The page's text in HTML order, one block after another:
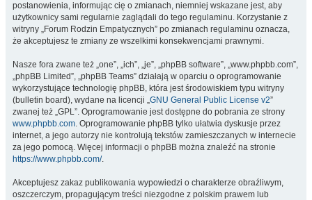
postanowienia, informując cię o zmianach, niemniej wskazane jest, aby
użytkownicy sami regularnie zaglądali do tego regulaminu. Korzystanie z
witryny „Forum Rodzin Empatycznych” po zmianach regulaminu oznacza,
że akceptujesz te zmiany ze wszelkimi konsekwencjami prawnymi.
Nasze fora zwane też „one”, „ich”, „je”, „phpBB software”, „www.phpbb.com”,
„phpBB Limited”, „phpBB Teams” działają w oparciu o oprogramowanie
wykorzystujące technologię phpBB, która jest środowiskiem typu witryny
(bulletin board), wydane na licencji „GNU General Public License v2”
zwanej też „GPL”. Oprogramowanie jest dostępne do pobrania ze strony
www.phpbb.com. Oprogramowanie phpBB tylko ułatwia dyskusje przez
internet, a jego autorzy nie kontrolują tekstów zamieszczanych w internecie
za jego pomocą. Więcej informacji o phpBB można znaleźć na stronie
https://www.phpbb.com/.
Akceptujesz zakaz publikowania wypowiedzi o charakterze obraźliwym,
oszczerczym, propagującym treści niezgodne z polskim prawem lub